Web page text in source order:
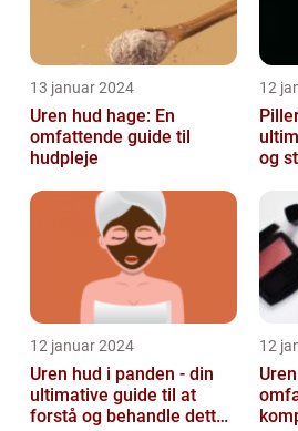
13 januar 2024
Uren hud hage: En
omfattende guide til
hudpleje
12
og
12 januar 2024
Uren hud i panden - din
ultimative guide til at
forstå og behandle dette
12